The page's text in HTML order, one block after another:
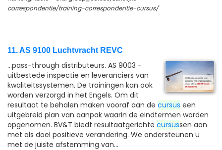
correspondentie/training-correspondentie-cursus/
11. AS 9100 Luchtvracht REVC
...pass-through distributeurs. AS 9003 -
uitbestede inspectie en leveranciers van
kwaliteitssystemen. De trainingen kan ook
worden verzorgd in het Engels. Om dit
resultaat te behalen maken vooraf aan de cursus een
uitgebreid plan van aanpak waarin de eindtermen worden
opgenomen. BV&T biedt resultaatgerichte cursussen aan
met als doel positieve verandering. We ondersteunen u
met de juiste afstemming van...